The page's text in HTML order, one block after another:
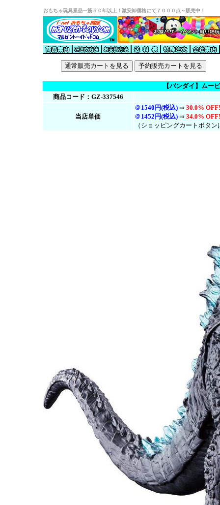
おもちゃ玩具景品一筋５０年以上！激安卸価格にて７０００点～販売中！
【バンダイ】ムー
商品コード：GZ-337546
当店単価
＠1540円(税込) ⇒ 30.0% OFF!
＠1452円(税込) ⇒ 34.0% OFF!
（ショッピングカートボタ